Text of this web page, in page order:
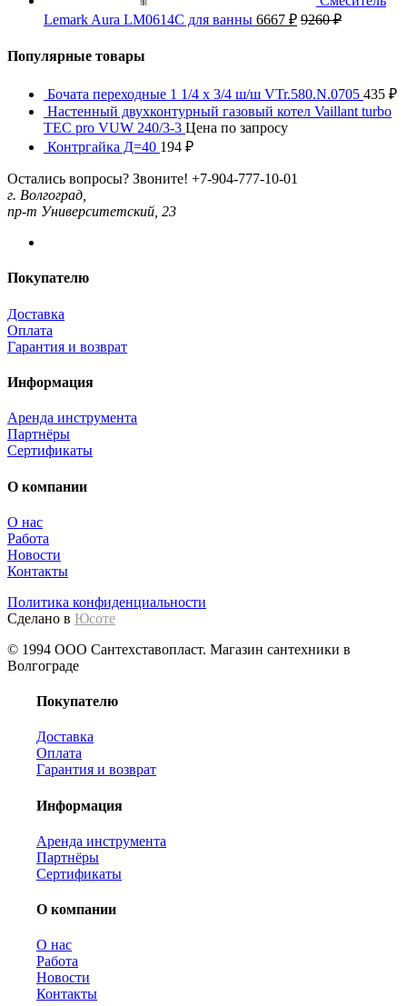
Lemark Aura LM0614C для ванны 6667 ₽ 9260₽
Популярные товары
Бочата переходные 1 1/4 x 3/4 ш/ш VTr.580.N.0705 435 ₽
Настенный двухконтурный газовый котел Vaillant turbo
TEC pro VUW 240/3-3 Цена по запросу
Контргайка Д=40 194 ₽
Остались вопросы? Звоните! +7-904-777-10-01
г. Волгоград,
пр-т Университетский, 23
Покупателю
Доставка
Оплата
Гарантия и возврат
Информация
Аренда инструмента
Партнёры
Сертификаты
О компании
О нас
Работа
Новости
Контакты
Политика конфиденциальности
Сделано в Юсоте
© 1994 ООО Сантехставопласт. Магазин сантехники в
Волгограде
Покупателю
Доставка
Оплата
Гарантия и возврат
Информация
Аренда инструмента
Партнёры
Сертификаты
О компании
О нас
Работа
Новости
Контакты